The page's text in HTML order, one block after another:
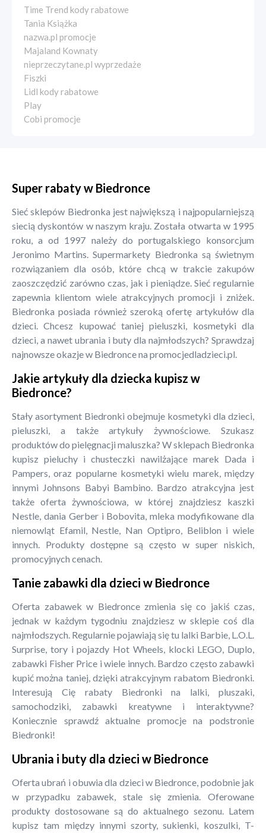
Time Trend kody rabatowe
Tania Książka
nazwa.pl promocje
Majaland Kownaty
nieprzeczytane.pl wyprzedaże
Fiszki
Lidl kody rabatowe
Play
Cobi promocje
Super rabaty w Biedronce
Sieć sklepów Biedronka jest największą i najpopularniejszą
siecią dyskontów w naszym kraju. Została otwarta w 1995
roku, a od 1997 należy do portugalskiego konsorcjum
Jeronimo Martins. Supermarkety Biedronka są świetnym
rozwiązaniem dla osób, które chcą w trakcie zakupów
zaoszczędzić zarówno czas, jak i pieniądze. Sieć regularnie
zapewnia klientom wiele atrakcyjnych promocji i zniżek.
Biedronka posiada również szeroką ofertę artykułów dla
dzieci. Chcesz kupować taniej pieluszki, kosmetyki dla
dzieci, a nawet ubrania i buty dla najmłodszych? Sprawdzaj
najnowsze okazje w Biedronce na promocjedladzieci.pl.
Jakie artykuły dla dziecka kupisz w
Biedronce?
Stały asortyment Biedronki obejmuje kosmetyki dla dzieci,
pieluszki, a także artykuły żywnościowe. Szukasz
produktów do pielęgnacji maluszka? W sklepach Biedronka
kupisz pieluchy i chusteczki nawilżające marek Dada i
Pampers, oraz popularne kosmetyki wielu marek, między
innymi Johnsons Babyi Bambino. Bardzo atrakcyjna jest
także oferta żywnościowa, w której znajdziesz kaszki
Nestle, dania Gerber i Bobovita, mleka modyfikowane dla
niemowląt Efamil, Nestle, Nan Optipro, Beliblon i wiele
innych. Produkty dostępne są często w super niskich,
promocyjnych cenach.
Tanie zabawki dla dzieci w Biedronce
Oferta zabawek w Biedronce zmienia się co jakiś czas,
jednak w każdym tygodniu znajdziesz w sklepie coś dla
najmłodszych. Regularnie pojawiają się tu lalki Barbie, L.O.L.
Surprise, tory i pojazdy Hot Wheels, klocki LEGO, Duplo,
zabawki Fisher Price i wiele innych. Bardzo często zabawki
kupić można taniej, dzięki atrakcyjnym rabatom Biedronki.
Interesują Cię rabaty Biedronki na lalki, pluszaki,
samochodziki, zabawki kreatywne i interaktywne?
Koniecznie sprawdź aktualne promocje na podstronie
Biedronki!
Ubrania i buty dla dzieci w Biedronce
Oferta ubrań i obuwia dla dzieci w Biedronce, podobnie jak
w przypadku zabawek, stale się zmienia. Oferowane
produkty dostosowane są do aktualnego sezonu. Latem
kupisz tam między innymi szorty, sukienki, koszulki, T-